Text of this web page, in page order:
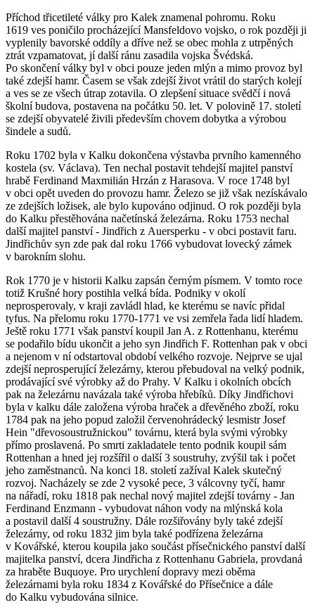
Příchod třicetileté války pro Kalek znamenal pohromu. Roku
1619 ves poničilo procházející Mansfeldovo vojsko, o rok později ji
vyplenily bavorské oddíly a dříve než se obec mohla z utrpěných
ztrát vzpamatovat, jí další ránu zasadila vojska Švédská.
Po skončení války byl v obci pouze jeden mlýn a mimo provoz byl
také zdejší hamr. Časem se však zdejší život vrátil do starých kolejí
a ves se ze všech útrap zotavila. O zlepšení situace svědčí i nová
školní budova, postavena na počátku 50. let. V polovině 17. století
se zdejší obyvatelé živili především chovem dobytka a výrobou
šindele a sudů.
Roku 1702 byla v Kalku dokončena výstavba prvního kamenného
kostela (sv. Václava). Ten nechal postavit tehdejší majitel panství
hrabě Ferdinand Maxmilián Hrzán z Harasova. V roce 1748 byl
v obci opět uveden do provozu hamr. Železo se již však nezískávalo
ze zdejších ložisek, ale bylo kupováno odjinud. O rok později byla
do Kalku přestěhována načetínská železárna. Roku 1753 nechal
další majitel panství - Jindřich z Auersperku - v obci postavit faru.
Jindřichův syn zde pak dal roku 1766 vybudovat lovecký zámek
v barokním slohu.
Rok 1770 je v historii Kalku zapsán černým písmem. V tomto roce
totiž Krušné hory postihla velká bída. Podniky v okolí
neprosperovaly, v kraji zavládl hlad, ke kterému se navíc přidal
tyfus. Na přelomu roku 1770-1771 ve vsi zemřela řada lidí hladem.
Ještě roku 1771 však panství koupil Jan A. z Rottenhanu, kterému
se podařilo bídu ukončit a jeho syn Jindřich F. Rottenhan pak v obci
a nejenom v ní odstartoval období velkého rozvoje. Nejprve se ujal
zdejší neprosperující železárny, kterou přebudoval na velký podnik,
prodávající své výrobky až do Prahy. V Kalku i okolních obcích
pak na železárnu navázala také výroba hřebíků. Díky Jindřichovi
byla v kalku dále založena výroba hraček a dřevěného zboží, roku
1784 pak na jeho popud založil červenohrádecký lesmistr Josef
Hein "dřevosoustružnickou" továrnu, která byla svými výrobky
přímo proslavená. Po smrti zakladatele tento podnik koupil sám
Rottenhan a hned jej rozšířil o další 3 soustruhy, zvýšil tak i počet
jeho zaměstnanců. Na konci 18. století zažíval Kalek skutečný
rozvoj. Nacházely se zde 2 vysoké pece, 3 válcovny tyčí, hamr
na nářadí, roku 1818 pak nechal nový majitel zdejší továrny - Jan
Ferdinand Enzmann - vybudovat náhon vody na mlýnská kola
a postavil další 4 soustružny. Dále rozšiřovány byly také zdejší
železárny, od roku 1832 jim byla také podřízena železárna
v Kovářské, kterou koupila jako součást přísečnického panství další
majitelka panství, dcera Jindřicha z Rottenhanu Gabriela, provdaná
za hraběte Buquoye. Pro urychlení dopravy mezi oběma
železárnami byla roku 1834 z Kovářské do Přísečnice a dále
do Kalku vybudována silnice.